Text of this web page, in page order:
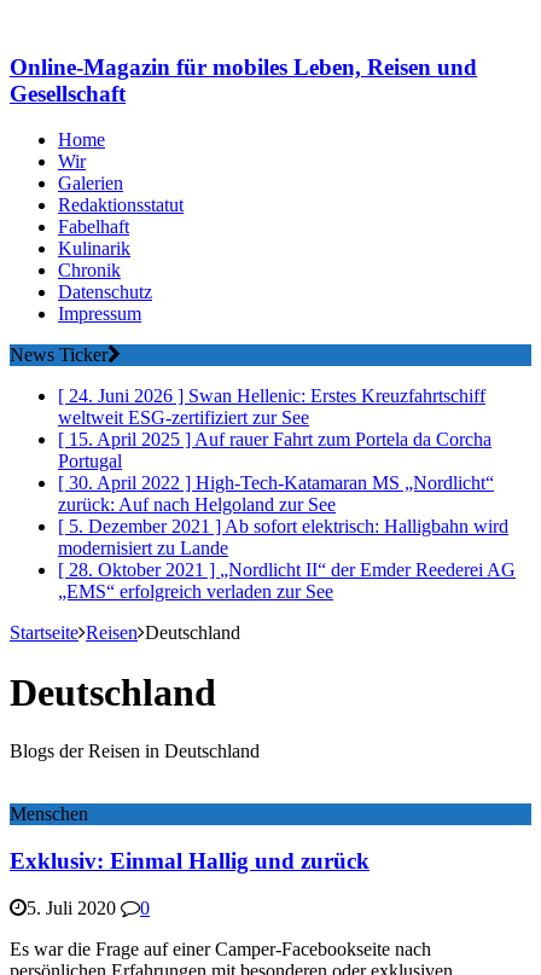
Online-Magazin für mobiles Leben, Reisen und
Gesellschaft
Home
Wir
Galerien
Redaktionsstatut
Fabelhaft
Kulinarik
Chronik
Datenschutz
Impressum
News Ticker
[ 24. Juni 2026 ] Swan Hellenic: Erstes Kreuzfahrtschiff
weltweit ESG-zertifiziertzur See
[ 15. April 2025 ]Auf rauer Fahrt zum Portela da Corcha
Portugal
[ 30. April 2022 ] High-Tech-Katamaran MS „Nordlicht“
zurück: Auf nach Helgoland zur See
[ 5. Dezember 2021 ]Ab sofort elektrisch: Halligbahn wird
modernisiertzu Lande
[ 28. Oktober 2021 ] „Nordlicht II“ der Emder Reederei AG
„EMS“ erfolgreich verladen zur See
Startseite Reisen Deutschland
Deutschland
Blogs der Reisen in Deutschland
Menschen
Exklusiv: Einmal Hallig und zurück
5. Juli 2020
0
Es war die Frage auf einer Camper-Facebookseite nach
persönlichen Erfahrungen mit besonderen oder exklusiven